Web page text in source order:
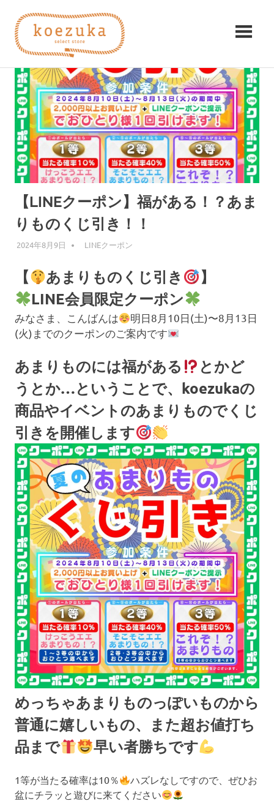
ツ
koezuka（こ
づ
か）
つ
け
る
シ
ア
ワ
セ。
【LINEクーポン】福がある！？あま
りものくじ引き！！
2024年8月9日 編集者
LINEクーポン
【 あまりものくじ引き
】
LINE会員限定クーポン
みなさま、こんばんは
明日8月10日(土)〜8月13日
(火)までのクーポンのご案内です
あまりものには福がある
とかど
うとか…ということで、koezukaの
商品やイベントのあまりものでくじ
引きを開催します
めっちゃあまりものっぽいものから
普通に嬉しいもの、また超お値打ち
品まで
早い者勝ちです
1等が当たる確率は10％
ハズレなしですので、ぜひお
盆にチラッと遊びに来てください